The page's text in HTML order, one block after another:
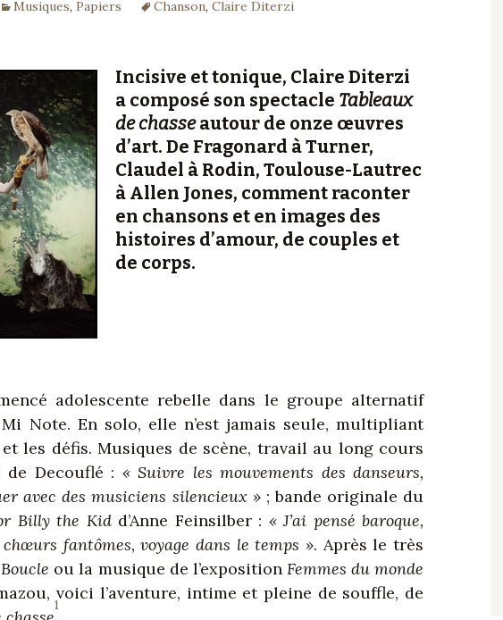
Photographie
Histoire
Le guide du banc
Livres Lectures
Polar
Musiques, Papiers Chanson, Claire Diterzi
Incisive et tonique, Claire Diterzi
a composé son spectacle Tableaux
de chasseautour de onze œuvres
d’art. De Fragonard à Turner,
Claudel à Rodin, Toulouse-Lautrec
à Allen Jones, comment raconter
en chansons et en images des
histoires d’amour, de couples et
de corps.
adolescente rebelle dans le groupe alternatif
Note. En solo, elle n’est jamais seule, multipliant
les défis. Musiques de scène, travail au long cours
Decouflé : « Suivre les mouvements des danseurs,
avec des musiciens silencieux »; bande originale du
Billy the Kidd’Anne Feinsilber : « J’ai pensé baroque,
fantômes, voyage dans le temps ». Après le très
Boucle ou la musique de l’exposition Femmes du monde
voici l’aventure, intime et pleine de souffle, de
1